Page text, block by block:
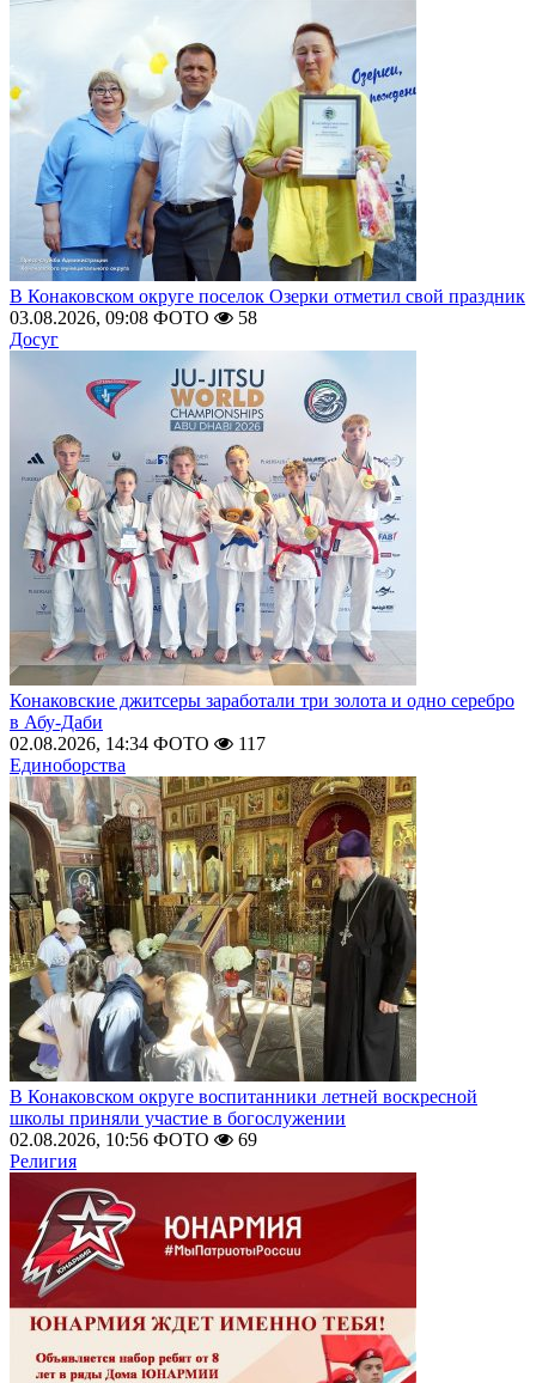
В Конаковском округе поселок Озерки отметил свой праздник
03.08.2026, 09:08 ФОТО
58
Досуг
Конаковские джитсеры заработали три золота и одно серебро
в Абу-Даби
02.08.2026, 14:34 ФОТО
117
Единоборства
В Конаковском округе воспитанники летней воскресной
школы приняли участие в богослужении
02.08.2026, 10:56 ФОТО
69
Религия